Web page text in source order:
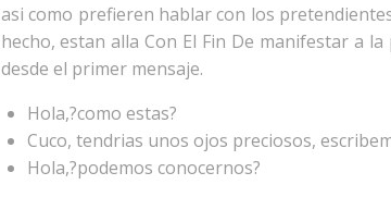
asi­ como prefieren hablar con los
hecho, estan alla Con El Fin De manifestar a
desde el primer mensaje.
Hola,?como estas?
Cuco, tendrias unos ojos preciosos,
Hola,?podemos conocernos?